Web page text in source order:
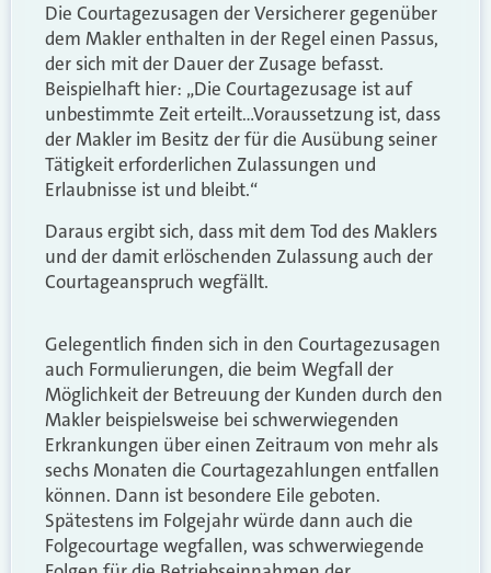
Die Courtagezusagen der Versicherer gegenüber
dem Makler enthalten in der Regel einen Passus,
der sich mit der Dauer der Zusage befasst.
Beispielhaft hier: „Die Courtagezusage ist auf
unbestimmte Zeit erteilt…Voraussetzung ist, dass
der Makler im Besitz der für die Ausübung seiner
Tätigkeit erforderlichen Zulassungen und
Erlaubnisse ist und bleibt.“
Daraus ergibt sich, dass mit dem Tod des Maklers
und der damit erlöschenden Zulassung auch der
Courtageanspruch wegfällt.
Gelegentlich finden sich in den Courtagezusagen
auch Formulierungen, die beim Wegfall der
Möglichkeit der Betreuung der Kunden durch den
Makler beispielsweise bei schwerwiegenden
Erkrankungen über einen Zeitraum von mehr als
sechs Monaten die Courtagezahlungen entfallen
können. Dann ist besondere Eile geboten.
Spätestens im Folgejahr würde dann auch die
Folgecourtage wegfallen, was schwerwiegende